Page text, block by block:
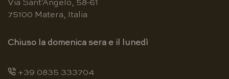
Via Sant'Angelo, 58-61
75100 Matera, Italia
Chiuso la domenica sera e il lunedì
+39 0835 333704